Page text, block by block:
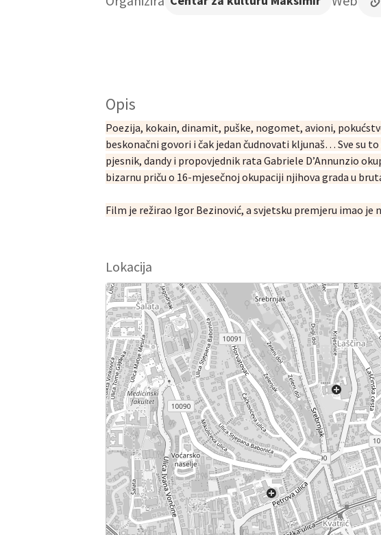
Opis
Poezija, kokain, dinamit, puške, nogomet, avioni,
beskonačni govori i čak jedan čudnovati kljunaš… Sve su
pjesnik, dandy i propovjednik rata Gabriele D’Annunzio
bizarnu priču o 16-mjesečnoj okupaciji njihova grada u
Film je režirao Igor Bezinović, a svjetsku premjeru imao
Lokacija